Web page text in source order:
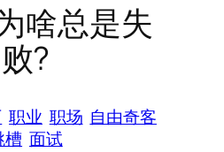
啥总是失
败?
职业 职场 自由奇客
槽 面试